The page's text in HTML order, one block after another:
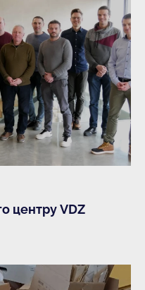
центру VDZ